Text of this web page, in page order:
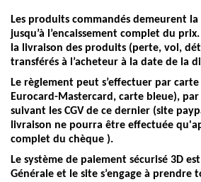
Les produits commandés demeurent
jusqu’à l’encaissement complet du
la livraison des produits (perte, vol,
transférés à l’acheteur à la date de la
Le règlement peut s’effectuer par
Eurocard-Mastercard, carte bleue), par
suivant les CGV de ce dernier (site
livraison ne pourra être effectuée
complet du chèque ).
Le système de paiement sécurisé 3D
Générale et le site s’engage à prendre